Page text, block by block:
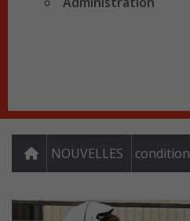
NOUVELLES condition